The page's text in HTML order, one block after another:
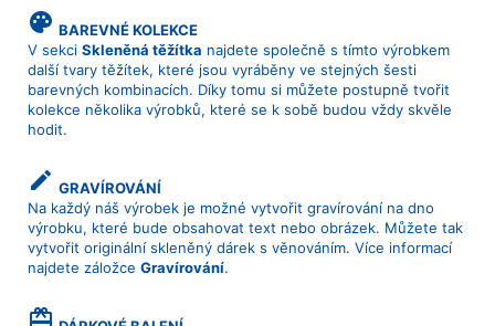
palette BAREVNÉ KOLEKCE
V sekci Skleněná těžítka najdete společně s tímto výrobkem
další tvary těžítek, které jsou vyráběny ve stejných šesti
barevných kombinacích. Díky tomu si můžete postupně tvořit
kolekce několika výrobků, které se k sobě budou vždy skvěle
hodit.
create GRAVÍROVÁNÍ
Na každý náš výrobek je možné vytvořit gravírování na dno
výrobku, které bude obsahovat text nebo obrázek. Můžete tak
vytvořit originální skleněný dárek s věnováním. Více informací
najdete záložce Gravírování.
card_giftcard